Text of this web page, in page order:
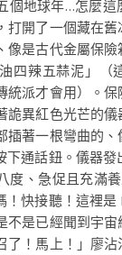
個地球年…怎麼這
打開了一個藏在
像是古代金屬保
四辣五蒜泥」（
統派才會用）。
詭異紅色光芒的
插著一根彎曲的、
下通話鈕。儀器
度、急促且充滿
！快接聽！這裡
不是已經聞到宇
了！馬上！」廖